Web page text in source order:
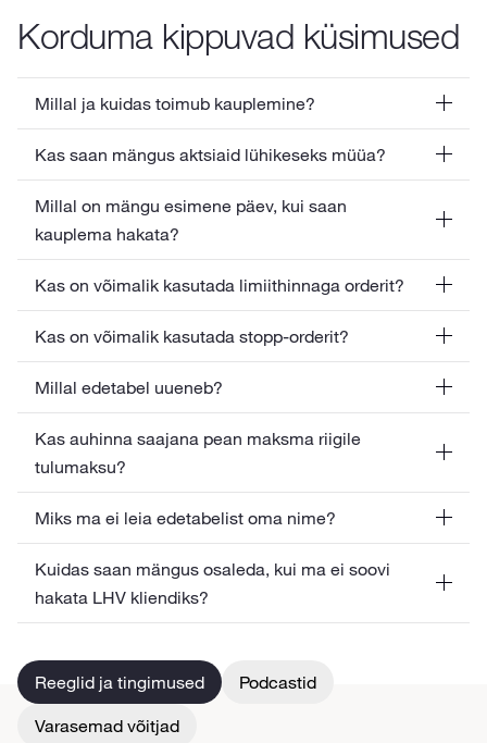
Korduma kippuvad küsimused
Millal ja kuidas toimub kauplemine?
Kas saan mängus aktsiaid lühikeseks müüa?
Millal on mängu esimene päev, kui saan
kauplema hakata?
Kas on võimalik kasutada limiithinnaga orderit?
Kas on võimalik kasutada stopp-orderit?
Millal edetabel uueneb?
Kas auhinna saajana pean maksma riigile
tulumaksu?
Miks ma ei leia edetabelist oma nime?
Kuidas saan mängus osaleda, kui ma ei soovi
hakata LHV kliendiks?
Reeglid ja tingimused
Podcastid
Varasemad võitjad